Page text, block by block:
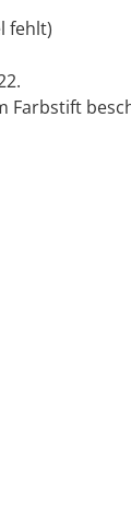
fehlt)
Farbstift